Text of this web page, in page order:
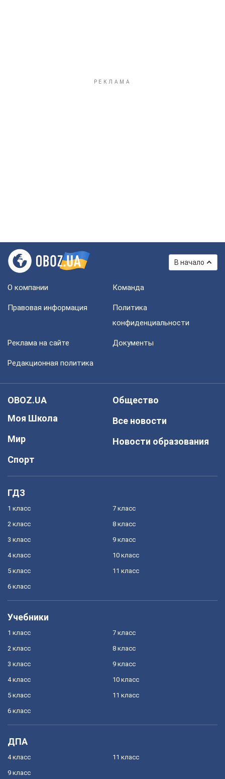
В начало
О компании Команда
Правовая информация
Политика
конфиденциальности
Реклама на сайте Документы
Редакционная политика
OBOZ.UA
Моя Школа
Мир
Спорт
Общество
Все новости
Новости образования
ГДЗ
1 класс
2 класс
3 класс
4 класс
5 класс
6 класс
7 класс
8 класс
9 класс
10 класс
11 класс
Учебники
1 класс
2 класс
3 класс
4 класс
5 класс
6 класс
7 класс
8 класс
9 класс
10 класс
11 класс
ДПА
4 класс
9 класс
11 класс